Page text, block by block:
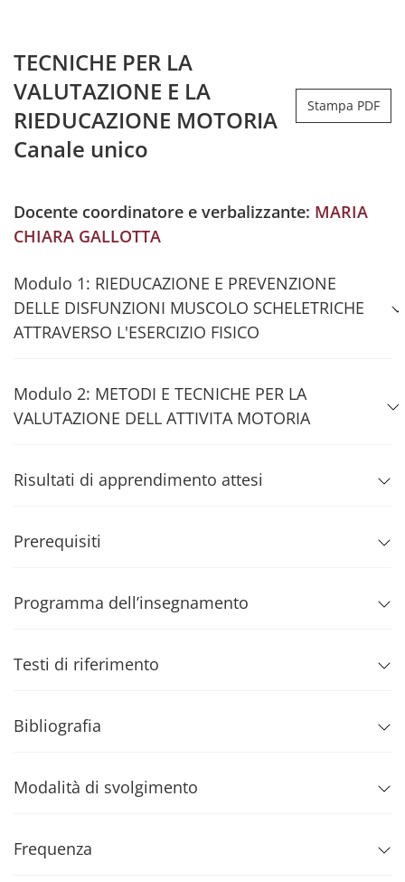
TECNICHE PER LA
VALUTAZIONE E LA
RIEDUCAZIONE MOTORIA
Canale unico
Stampa PDF
Docente coordinatore e verbalizzante: MARIA
CHIARA GALLOTTA
Modulo 1: RIEDUCAZIONE E PREVENZIONE
DELLE DISFUNZIONI MUSCOLO SCHELETRICHE
ATTRAVERSO L'ESERCIZIO FISICO
Modulo 2: METODI E TECNICHE PER LA
VALUTAZIONE DELL ATTIVITA MOTORIA
Risultati di apprendimento attesi
Prerequisiti
Programma dell’insegnamento
Testi di riferimento
Bibliografia
Modalità di svolgimento
Frequenza